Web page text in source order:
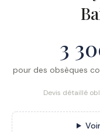
3
pour des obsèques
Devis détaillé